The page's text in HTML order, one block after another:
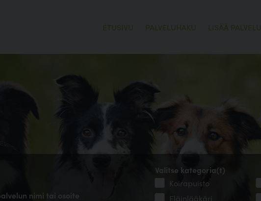
ETUSIVU PALVELUHAKU LISÄÄ PALVELU
nimi tai osoite
Valitse kategoria(t)
Koirapuisto
Eläinlääkäri